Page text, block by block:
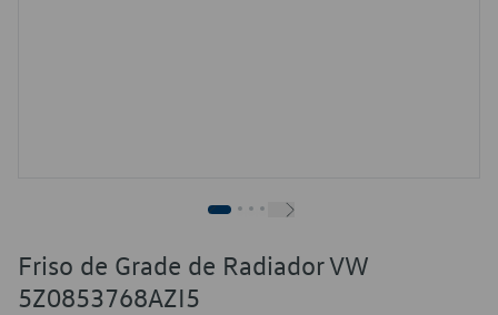
Friso de Grade de Radiador VW
5Z0853768AZI5